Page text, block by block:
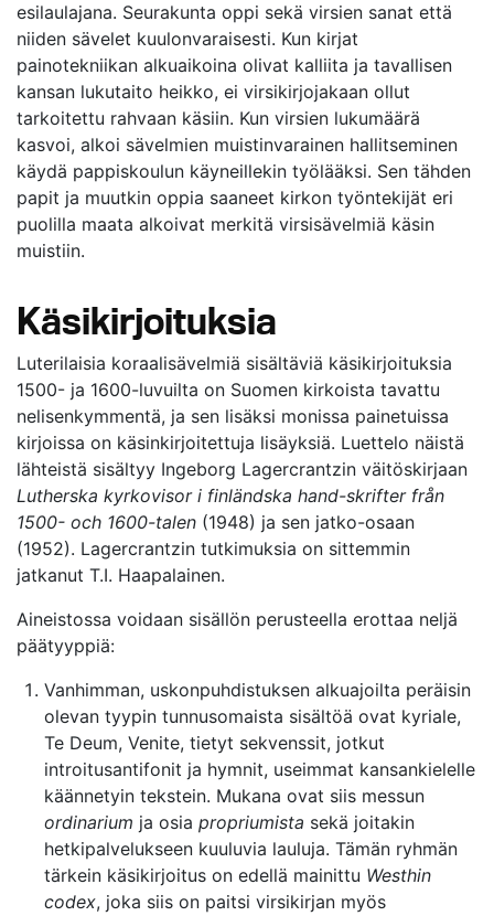
esilaulajana. Seurakunta oppi sekä virsien sanat että
niiden sävelet kuulonvaraisesti. Kun kirjat
painotekniikan alkuaikoina olivat kalliita ja tavallisen
kansan lukutaito heikko, ei virsikirjojakaan ollut
tarkoitettu rahvaan käsiin. Kun virsien lukumäärä
kasvoi, alkoi sävelmien muistinvarainen hallitseminen
käydä pappiskoulun käyneillekin työlääksi. Sen tähden
papit ja muutkin oppia saaneet kirkon työntekijät eri
puolilla maata alkoivat merkitä virsisävelmiä käsin
muistiin.
Käsikirjoituksia
Luterilaisia koraalisävelmiä sisältäviä käsikirjoituksia
1500- ja 1600-luvuilta on Suomen kirkoista tavattu
nelisenkymmentä, ja sen lisäksi monissa painetuissa
kirjoissa on käsinkirjoitettuja lisäyksiä. Luettelo näistä
lähteistä sisältyy Ingeborg Lagercrantzin väitöskirjaan
Lutherska kyrkovisor i finländska hand-skrifter från
1500- och 1600-talen (1948) ja sen jatko-osaan
(1952). Lagercrantzin tutkimuksia on sittemmin
jatkanut T.I. Haapalainen.
Aineistossa voidaan sisällön perusteella erottaa neljä
päätyyppiä:
Vanhimman, uskonpuhdistuksen alkuajoilta peräisin
olevan tyypin tunnusomaista sisältöä ovat kyriale,
Te Deum, Venite, tietyt sekvenssit, jotkut
introitusantifonit ja hymnit, useimmat kansankielelle
käännetyin tekstein. Mukana ovat siis messun
ordinarium ja osia propriumista sekä joitakin
hetkipalvelukseen kuuluvia lauluja. Tämän ryhmän
tärkein käsikirjoitus on edellä mainittu Westhin
codex, joka siis on paitsi virsikirjan myös